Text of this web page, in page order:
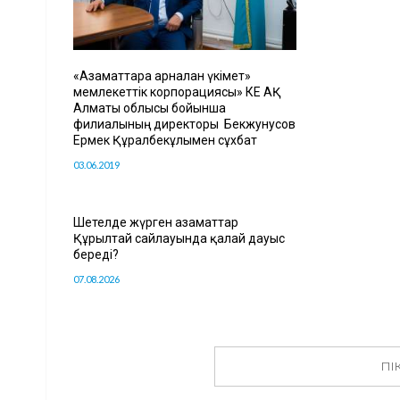
«Азаматтарға арналған үкімет»
мемлекеттік корпорациясы» КЕ АҚ
Алматы облысы бойынша
филиалының директоры Бекжунусов
Ермек Құралбекұлымен сұхбат
03.06.2019
Шетелде жүрген азаматтар
Құрылтай сайлауында қалай дауыс
береді?
07.08.2026